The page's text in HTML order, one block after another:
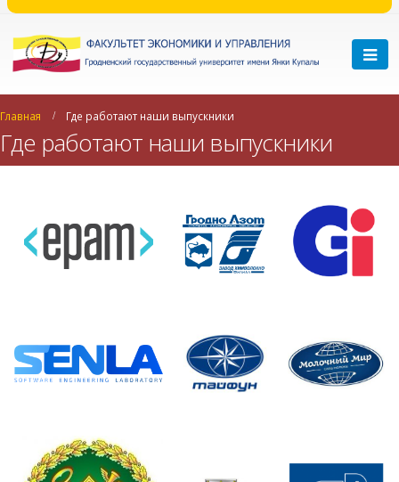
Главная Где работают наши выпускники
Где работают наши выпускники